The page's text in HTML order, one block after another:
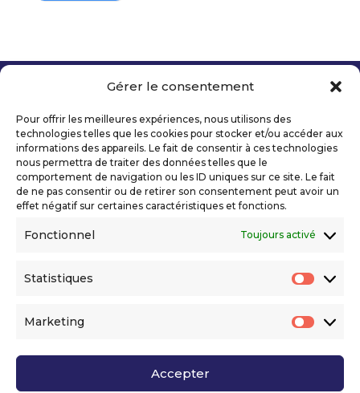
Gérer le consentement
Pour offrir les meilleures expériences, nous utilisons des
technologies telles que les cookies pour stocker et/ou accéder aux
informations des appareils. Le fait de consentir à ces technologies
nous permettra de traiter des données telles que le
comportement de navigation ou les ID uniques sur ce site. Le fait
de ne pas consentir ou de retirer son consentement peut avoir un
effet négatif sur certaines caractéristiques et fonctions.
Fonctionnel Toujours activé
Statistiques
Marketing
Accepter
Mentions légales
Politique de confidentialité
Déclaration d’accessibilité numérique
Ils nous soutiennent